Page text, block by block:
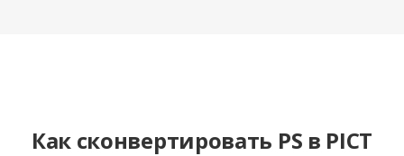
Как сконвертировать PS в PICT